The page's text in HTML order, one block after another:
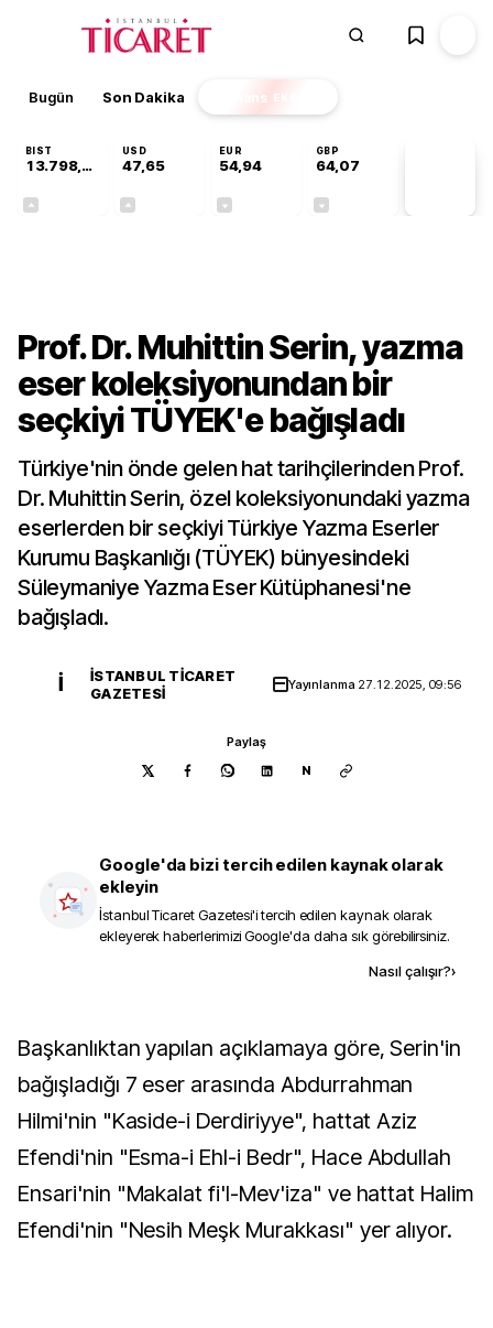
Bugün Son Dakika Finans EKSTRA
BIST
13.798,82
USD
47,65
EUR
54,94
GBP
64,07
Prof. Dr. Muhittin Serin, yazma
eser koleksiyonundan bir
seçkiyi TÜYEK'e bağışladı
Türkiye'nin önde gelen hat tarihçilerinden Prof.
Dr. Muhittin Serin, özel koleksiyonundaki yazma
eserlerden bir seçkiyi Türkiye Yazma Eserler
Kurumu Başkanlığı (TÜYEK) bünyesindeki
Süleymaniye Yazma Eser Kütüphanesi'ne
bağışladı.
İ
İSTANBUL TICARET
GAZETESI
Yayınlanma 27.12.2025, 09:56
Paylaş
N
Google'da bizi tercih edilen kaynak olarak
ekleyin
İstanbul Ticaret Gazetesi'i tercih edilen kaynak olarak
ekleyerek haberlerimizi Google'da daha sık görebilirsiniz.
Nasıl çalışır?›
Başkanlıktan yapılan açıklamaya göre, Serin'in
bağışladığı 7 eser arasında Abdurrahman
Hilmi'nin "Kaside-i Derdiriyye", hattat Aziz
Efendi'nin "Esma-i Ehl-i Bedr", Hace Abdullah
Ensari'nin "Makalat fi'l-Mev'iza" ve hattat Halim
Efendi'nin "Nesih Meşk Murakkası" yer alıyor.